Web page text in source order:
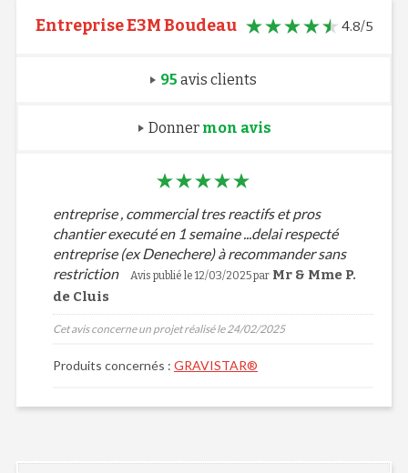
Entreprise E3M Boudeau 4.8/5
95 avis clients
Donner mon avis
entreprise , commercial tres reactifs et pros
chantier executé en 1 semaine ...delai respecté
entreprise (ex Denechere) à recommander sans
restriction
Avis publié le 12/03/2025 par Mr & Mme P.
de Cluis
Cet avis concerne un projet réalisé le 24/02/2025
Produits concernés : GRAVISTAR®